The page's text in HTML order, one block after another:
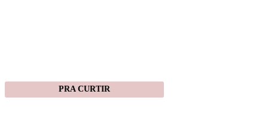
PRA CURTIR